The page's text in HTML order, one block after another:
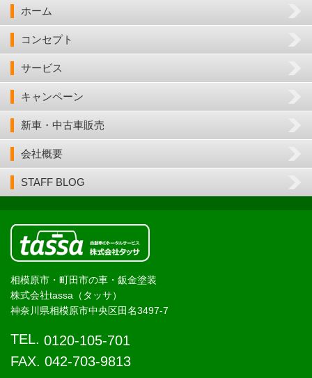
ホーム
コンセプト
サービス
キャンペーン
新車・中古車販売
会社概要
STAFF BLOG
相模原市・町田市の車・鈑金塗装
株式会社tassa（タッサ）
神奈川県相模原市中央区田名3497-7
TEL. 0120-105-701
FAX. 042-703-9813